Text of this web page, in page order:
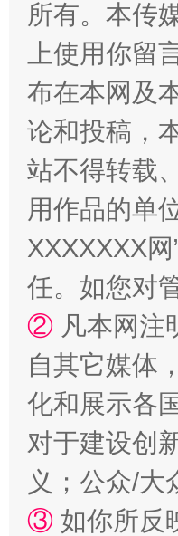
习近平的博鳌
“刷贴”乱象
所有。本传
上使用你留
布在本网及
论和投稿，
站不得转载
用作品的单
XXXXXXX
任。如您对
② 凡本网注
自其它媒体
化和展示各
对于建设创
义；公众/大
③ 如你所反